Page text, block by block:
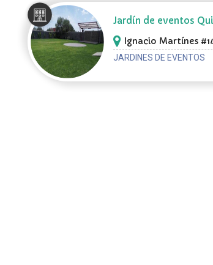
Jardín de eventos
Ignacio Martínes
JARDINES DE EVENTOS